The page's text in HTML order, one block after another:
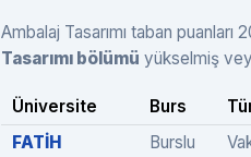
Ambalaj Tasarımı taban
Tasarımı bölümü yükselmiş
Üniversite Burs
FATİH
Burslu